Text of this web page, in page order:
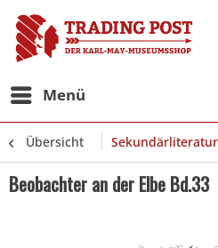
Menü
Übersicht Sekundärliteratur
Beobachter an der Elbe Bd.33